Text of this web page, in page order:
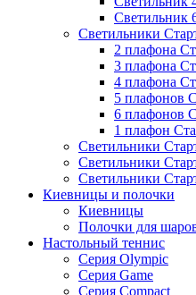
Светильник
Светильники
2 плафона
3 плафона
4 плафона
5 плафонов
6 плафонов
1 плафон
Светильники
Светильники
Светильники
Киевницы и полочки
Киевницы
Полочки для
Настольный теннис
Серия Olympic
Серия Game
Серия Compact